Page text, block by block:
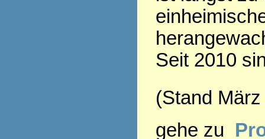
Seit 2010
(Stand
gehe zu